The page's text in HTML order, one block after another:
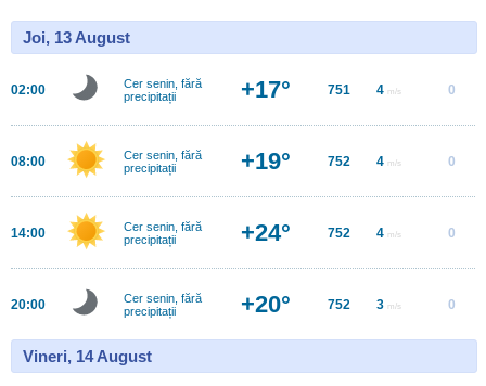
Joi, 13 August
02:00
Cer senin, fără
precipitații
+17° 751 4 m/s 0
08:00
Cer senin, fără
precipitații
+19° 752 4 m/s 0
14:00
Cer senin, fără
precipitații
+24° 752 4 m/s 0
20:00
Cer senin, fără
precipitații
+20° 752 3 m/s 0
Vineri, 14 August